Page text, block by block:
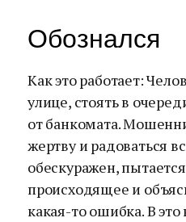
Обознался
Как это работает:
улице, стоять в
от банкомата.
жертву и радоваться
обескуражен,
происходящее и
какая-то ошибка. В